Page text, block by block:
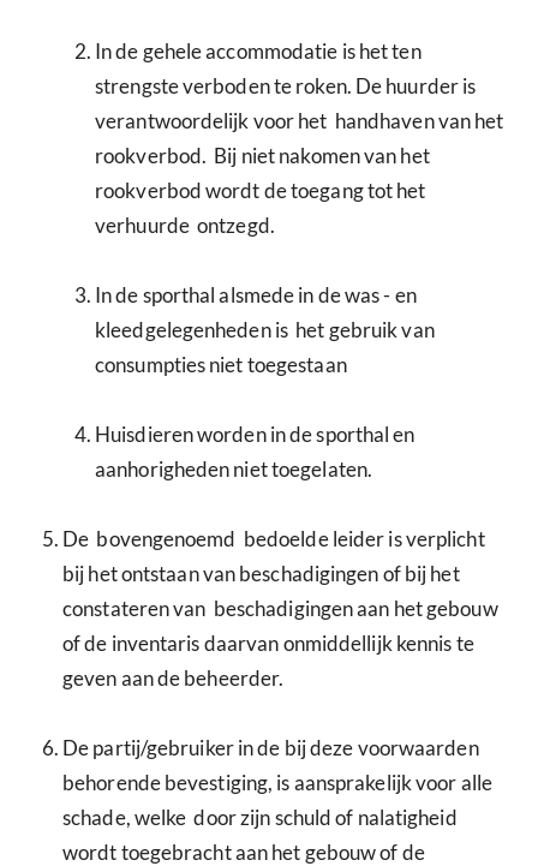
In de gehele accommodatie is het ten
strengste verboden te roken. De huurder is
verantwoordelijk voor het handhaven van het
rookverbod. Bij niet nakomen van het
rookverbod wordt de toegang tot het
verhuurde ontzegd.
In de sporthal alsmede in de was - en
kleedgelegenheden is het gebruik van
consumpties niet toegestaan
Huisdieren worden in de sporthal en
aanhorigheden niet toegelaten.
De bovengenoemd bedoelde leider is verplicht
bij het ontstaan van beschadigingen of bij het
constateren van beschadigingen aan het gebouw
of de inventaris daarvan onmiddellijk kennis te
geven aan de beheerder.
De partij/gebruiker in de bij deze voorwaarden
behorende bevestiging, is aansprakelijk voor alle
schade, welke door zijn schuld of nalatigheid
wordt toegebracht aan het gebouw of de